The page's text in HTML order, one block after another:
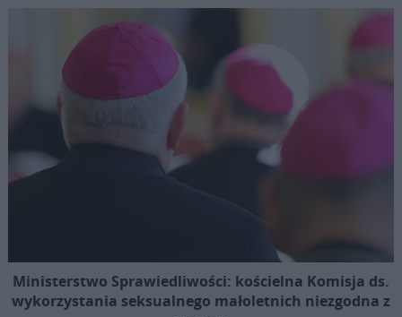
Ministerstwo Sprawiedliwości: kościelna Komisja ds.
wykorzystania seksualnego małoletnich niezgodna z